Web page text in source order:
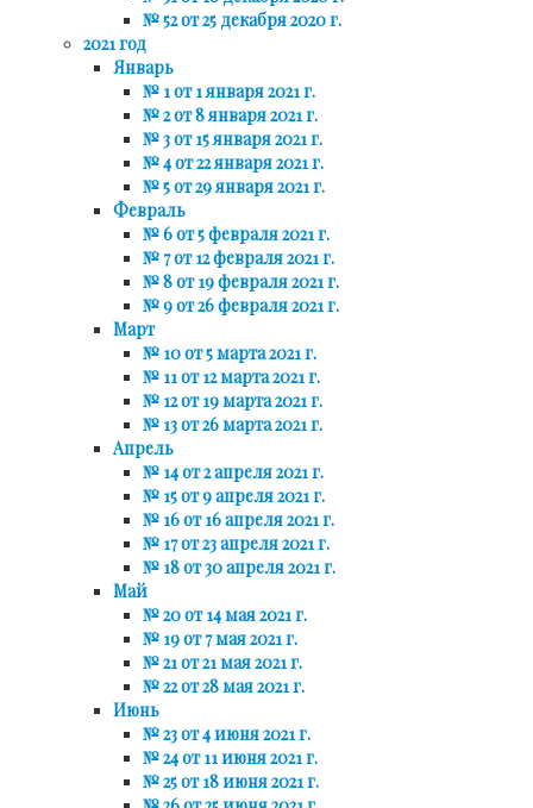
№ 52 от 25 декабря 2020 г.
2021 год
Январь
№ 1 от 1 января 2021 г.
№ 2 от 8 января 2021 г.
№ 3 от 15 января 2021 г.
№ 4 от 22 января 2021 г.
№ 5 от 29 января 2021 г.
Февраль
№ 6 от 5 февраля 2021 г.
№ 7 от 12 февраля 2021 г.
№ 8 от 19 февраля 2021 г.
№ 9 от 26 февраля 2021 г.
Март
№ 10 от 5 марта 2021 г.
№ 11 от 12 марта 2021 г.
№ 12 от 19 марта 2021 г.
№ 13 от 26 марта 2021 г.
Апрель
№ 14 от 2 апреля 2021 г.
№ 15 от 9 апреля 2021 г.
№ 16 от 16 апреля 2021 г.
№ 17 от 23 апреля 2021 г.
№ 18 от 30 апреля 2021 г.
Май
№ 20 от 14 мая 2021 г.
№ 19 от 7 мая 2021 г.
№ 21 от 21 мая 2021 г.
№ 22 от 28 мая 2021 г.
Июнь
№ 23 от 4 июня 2021 г.
№ 24 от 11 июня 2021 г.
№ 25 от 18 июня 2021 г.